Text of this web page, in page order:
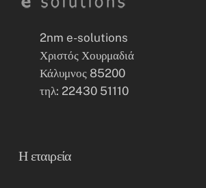
2nm e-solutions
Χριστός Χουρμαδιά
Κάλυμνος 85200
τηλ: 22430 51110
Η εταιρεία